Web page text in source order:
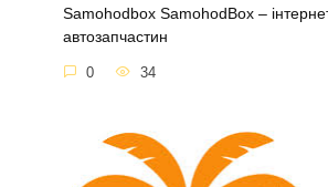
Samohodbox SamohodBox –
автозапчастин
0 34